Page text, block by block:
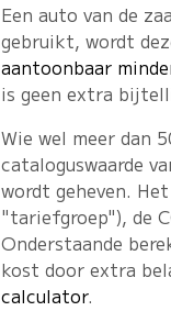
Een auto van de
gebruikt, wordt
aantoonbaar
is geen extra
Wie wel meer dan
cataloguswaarde
wordt geheven.
"tariefgroep"), de
Onderstaande
kost door extra
calculator.